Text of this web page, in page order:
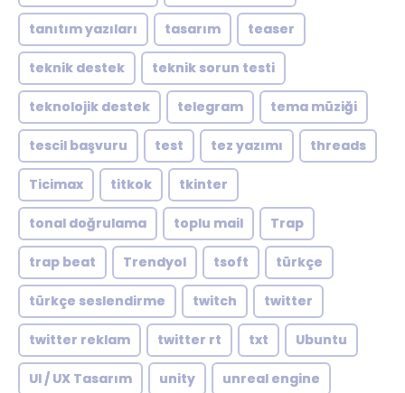
tanıtım yazıları tasarım teaser
teknik destek teknik sorun testi
teknolojik destek telegram tema müziği
tescil başvuru test tez yazımı threads
Ticimax titkok tkinter
tonal doğrulama toplu mail Trap
trap beat Trendyol tsoft türkçe
türkçe seslendirme twitch twitter
twitter reklam twitter rt txt Ubuntu
UI / UX Tasarım unity unreal engine